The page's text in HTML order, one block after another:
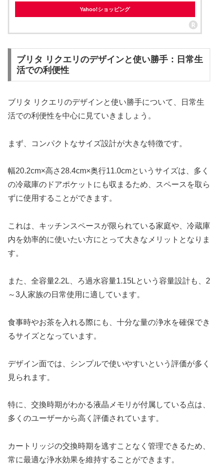
Yahoo!ショッピング
ブリタ リクエリのデザインと使い勝手：日常生
活での利便性
ブリタ リクエリのデザインと使い勝手について、日常生
活での利便性を中心に見ていきましょう。
まず、コンパクトなサイズ設計が大きな特徴です。
幅20.2cm×高さ28.4cm×奥行11.0cmというサイズは、多く
の冷蔵庫のドアポケットにも収まるため、スペースを取ら
ずに使用することができます。
これは、キッチンスペースが限られている家庭や、冷蔵庫
内を効率的に使いたい方にとって大きなメリットとなりま
す。
また、全容量2.2L、ろ過水容量1.15Lという容量設計も、2
～3人家族の日常使用に適しています。
食事時やお茶を入れる際にも、十分な量の浄水を確保でき
るサイズとなっています。
デザイン面では、シンプルで使いやすいという評価が多く
見られます。
特に、交換時期がわかる液晶メモリが付属している点は、
多くのユーザーから高く評価されています。
カートリッジの交換時期を逃すことなく管理できるため、
常に最適な浄水効果を維持することができます。